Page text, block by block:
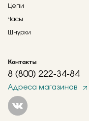
Цепи
Часы
Шнурки
Контакты
8 (800) 222-34-84
Адреса магазинов